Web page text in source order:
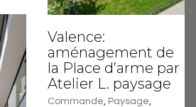
Valence:
aménagement de
la Place d’arme par
Atelier L. paysage
Commande, Paysage,